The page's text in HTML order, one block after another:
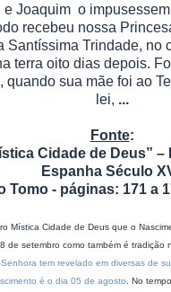
e Joaquim o
recebeu nossa
Santíssima Trindade, no
terra oito dias depois.
quando sua mãe foi ao
lei, ...
Fonte:
Cidade de Deus” –
Espanha Século
Tomo - páginas: 171 a
Mística Cidade de Deus que o
de setembro como também é tradição
tem revelado em diversas de
é o dia 05 de agosto . No